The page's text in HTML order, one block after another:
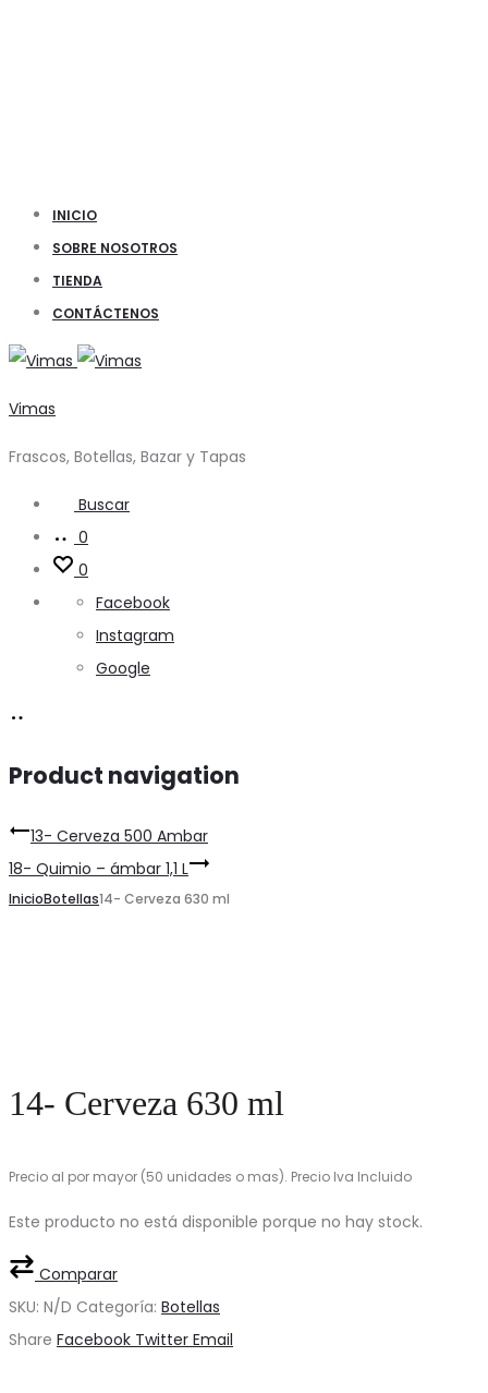
INICIO
SOBRE NOSOTROS
TIENDA
CONTÁCTENOS
Vimas
Frascos, Botellas, Bazar y Tapas
Buscar
0
0
Facebook
Instagram
Google
Product navigation
13- Cerveza 500 Ambar
18- Quimio – ámbar 1,1 L
InicioBotellas14- Cerveza 630 ml
14- Cerveza 630 ml
Precio al por mayor (50 unidades o mas). Precio Iva Incluido
Este producto no está disponible porque no hay stock.
Comparar
SKU: N/D Categoría: Botellas
Share Facebook Twitter Email